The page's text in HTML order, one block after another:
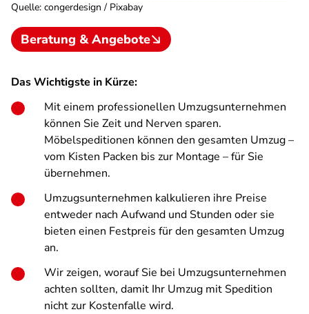
Quelle: congerdesign / Pixabay
Beratung & Angebote
Das Wichtigste in Kürze:
Mit einem professionellen Umzugsunternehmen
können Sie Zeit und Nerven sparen.
Möbelspeditionen können den gesamten Umzug –
vom Kisten Packen bis zur Montage – für Sie
übernehmen.
Umzugsunternehmen kalkulieren ihre Preise
entweder nach Aufwand und Stunden oder sie
bieten einen Festpreis für den gesamten Umzug
an.
Wir zeigen, worauf Sie bei Umzugsunternehmen
achten sollten, damit Ihr Umzug mit Spedition
nicht zur Kostenfalle wird.